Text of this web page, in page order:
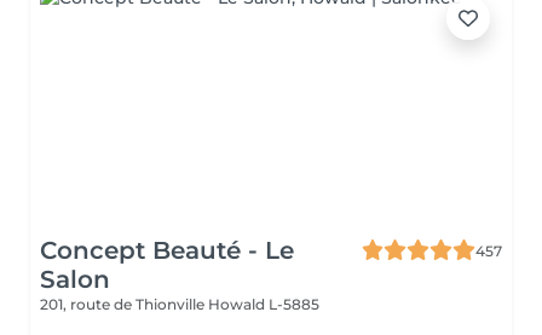
Concept Beauté - Le
Salon
457
201, route de Thionville Howald L-5885